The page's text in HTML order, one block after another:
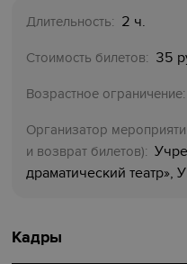
Длительность: 2 ч.
Стоимость билетов: 35
Возрастное ограничение:
Организатор
и возврат билетов):
драматический
Кадры